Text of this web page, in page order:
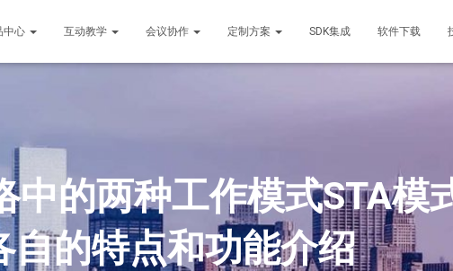
中心 互动教学 会议协作 定制方案 SDK集成 软件下载
中的两种工作模式STA模
自的特点和功能介绍